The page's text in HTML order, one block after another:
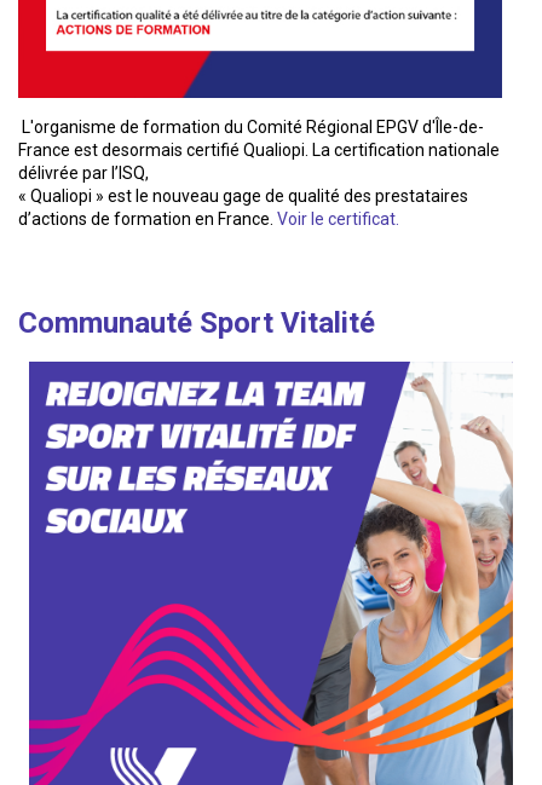
L'organisme de formation du Comité Régional EPGV d'Île-de-
France est desormais certifié Qualiopi. La certification nationale
délivrée par l’ISQ,
« Qualiopi » est le nouveau gage de qualité des prestataires
d’actions de formation en France. Voir le certificat.
Communauté Sport Vitalité